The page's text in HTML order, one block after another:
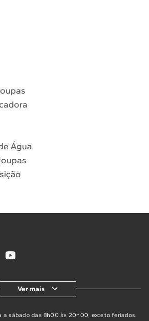
Localizar assistência técnica
Água
Ver mais
a sábado das 8h00 às 20h00, exceto feriados.